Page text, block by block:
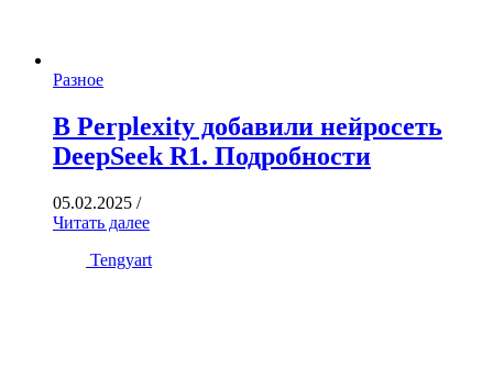
Разное
В Perplexity добавили нейросеть
DeepSeek R1. Подробности
05.02.2025 /
Читать далее
Tengyart